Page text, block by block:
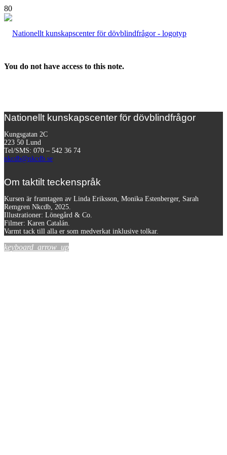
You do not have access to this note.
Nationellt kunskapscenter för dövblindfrågor
Kungsgatan 2C
223 50 Lund
Tel/SMS: 070 – 542 36 74
nkcdb@nkcdb.se
Om taktilt teckenspråk
Kursen är framtagen av Linda Eriksson, Monika Estenberger, Sarah
Remgren Nkcdb, 2025.
Illustrationer: Lönegård & Co.
Filmer: Karen Catalán.
Varmt tack till alla er som medverkat inklusive tolkar.
keyboard_arrow_up